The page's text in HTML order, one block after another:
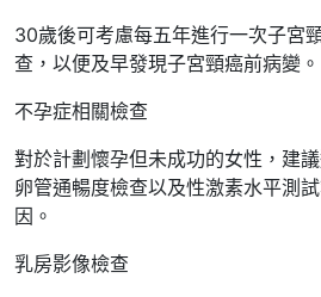
30歲後可考慮每五年進行一次子宮
查，以便及早發現子宮頸癌前病變。
不孕症相關檢查
對於計劃懷孕但未成功的女性，建
卵管通暢度檢查以及性激素水平測
因。
乳房影像檢查